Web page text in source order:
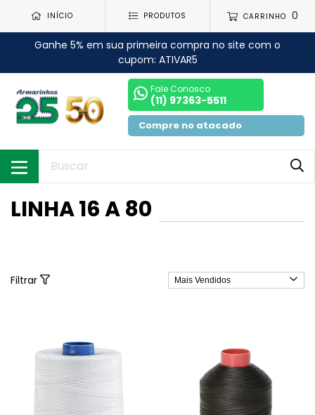
INÍCIO PRODUTOS CARRINHO 0
Ganhe 5% em sua primeira compra no site com o
cupom: ATIVAR5
Fale Conosco
(11) 97363-5511
Compre no atacado
LINHA 16 A 80
Filtrar